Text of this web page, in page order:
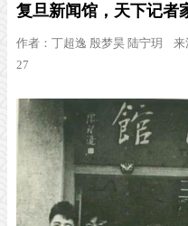
复旦新闻馆，天下记者
作者： 丁超逸 殷梦昊 陆宁玥 来
27